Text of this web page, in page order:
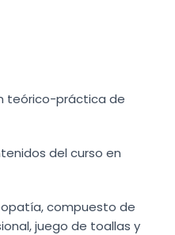
teórico-práctica de
del curso en
compuesto de
juego de toallas y